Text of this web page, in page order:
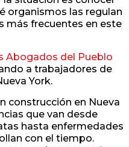
organismos las regulan
más frecuentes en este
Abogados del Pueblo
a trabajadores de
York.
construcción en Nueva
que van desde
hasta enfermedades
con el tiempo.